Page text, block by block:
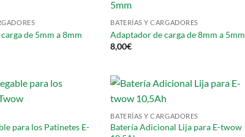
de 5mm a 8mm
BATERÍAS Y CARGADORES
Adaptador de carga de 8mm a 5mm
8,00€
para los Patinetes E-
BATERÍAS Y CARGADORES
Batería Adicional Lija para E-twow